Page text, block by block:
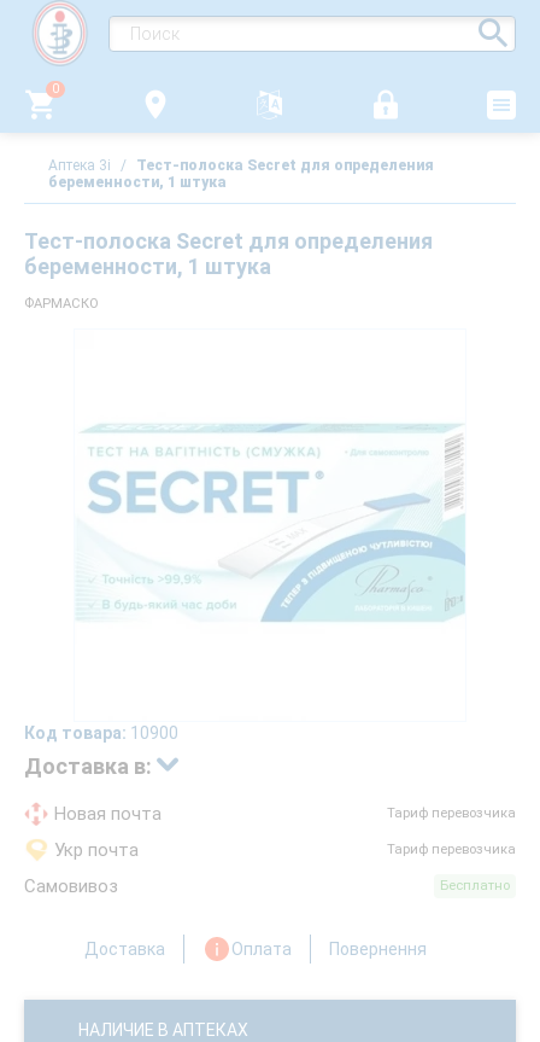
0
Аптека 3i /
Тест-полоска Secret для определения
беременности, 1 штука
Тест-полоска Secret для определения
беременности, 1 штука
ФАРМАСКО
Код товара: 10900
Доставка в:
Новая почта Тариф перевозчика
Укр почта Тариф перевозчика
Самовивоз Бесплатно
Доставка Оплата Повернення
НАЛИЧИЕ В АПТЕКАХ